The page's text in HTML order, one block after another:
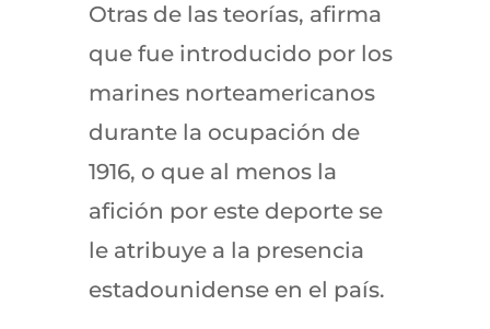
Otras de las teorías, afirma
que fue introducido por los
marines norteamericanos
durante la ocupación de
1916, o que al menos la
afición por este deporte se
le atribuye a la presencia
estadounidense en el país.